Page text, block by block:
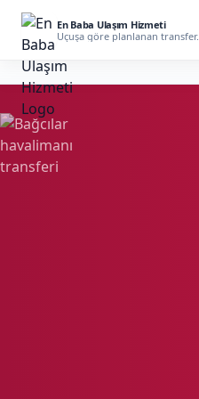
En Baba Ulaşım Hizmeti
Uçuşa göre planlanan transfer.